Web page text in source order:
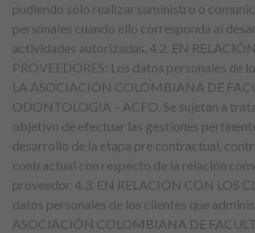
pudiendo sólo realizar suministro o
personales cuando ello corresponda al
actividades autorizadas. 4.2. EN
PROVEEDORES: Los datos personales de
LA ASOCIACIÓN COLOMBIANA DE
ODONTOLOGIA – ACFO. Se sujetan a
objetivo de efectuar las gestiones
desarrollo de la etapa pre contractual,
contractual con respecto de la relación
proveedor. 4.3. EN RELACIÓN CON LOS
datos personales de los clientes que
ASOCIACIÓN COLOMBIANA DE